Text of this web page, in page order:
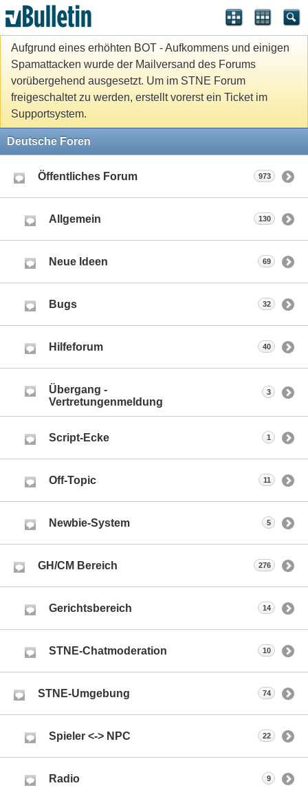
Aufgrund eines erhöhten BOT - Aufkommens und einigen
Spamattacken wurde der Mailversand des Forums
vorübergehend ausgesetzt. Um im STNE Forum
freigeschaltet zu werden, erstellt vorerst ein Ticket im
Supportsystem.
Deutsche Foren
Öffentliches Forum 973
Allgemein 130
Neue Ideen 69
Bugs 32
Hilfeforum 40
Übergang -
Vertretungenmeldung
3
Script-Ecke 1
Off-Topic 11
Newbie-System 5
GH/CM Bereich 276
Gerichtsbereich 14
STNE-Chatmoderation 10
STNE-Umgebung 74
Spieler <-> NPC 22
Radio 9